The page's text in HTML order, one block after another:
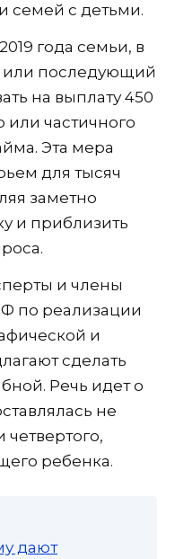
семей с детьми.
года семьи, в
или последующий
на выплату 450
или частичного
Эта мера
для тысяч
заметно
и приблизить
и члены
по реализации
и
сделать
Речь идет о
не
ребенка.
дают